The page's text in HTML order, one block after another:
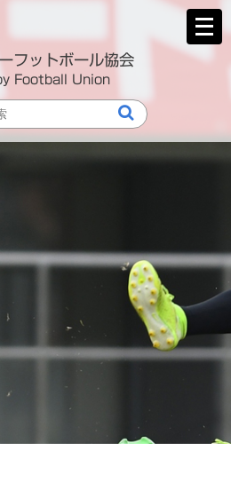
フットボール協会
Football Union
メ
ニ
ュ
く